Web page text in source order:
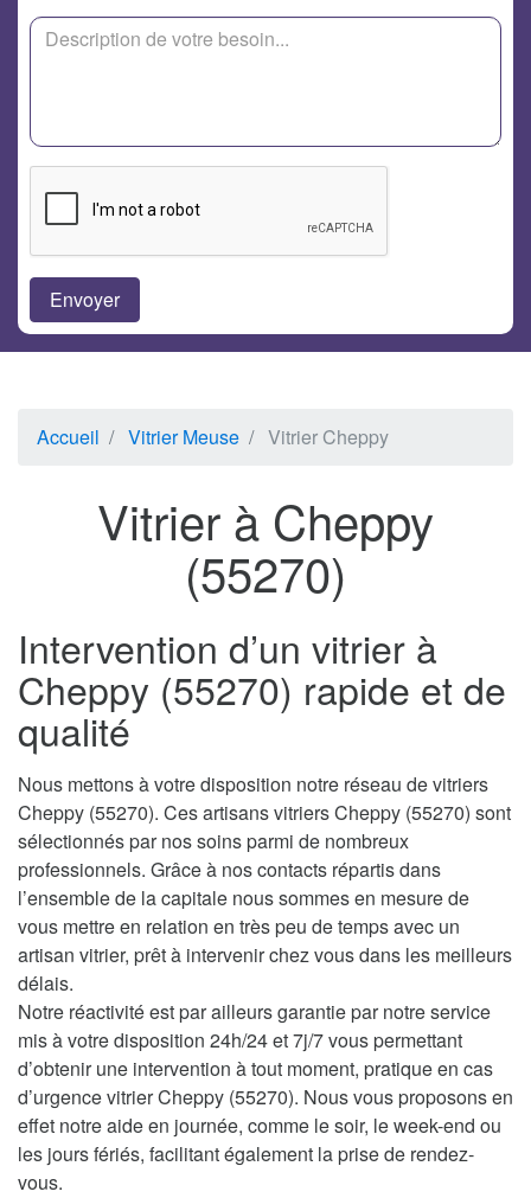
Accueil Vitrier Meuse Vitrier Cheppy
Vitrier à Cheppy
(55270)
Intervention d’un vitrier à
Cheppy (55270) rapide et de
qualité
Nous mettons à votre disposition notre réseau de vitriers
Cheppy (55270). Ces artisans vitriers Cheppy (55270) sont
sélectionnés par nos soins parmi de nombreux
professionnels. Grâce à nos contacts répartis dans
l’ensemble de la capitale nous sommes en mesure de
vous mettre en relation en très peu de temps avec un
artisan vitrier, prêt à intervenir chez vous dans les meilleurs
délais.
Notre réactivité est par ailleurs garantie par notre service
mis à votre disposition 24h/24 et 7j/7 vous permettant
d’obtenir une intervention à tout moment, pratique en cas
d’urgence vitrier Cheppy (55270). Nous vous proposons en
effet notre aide en journée, comme le soir, le week-end ou
les jours fériés, facilitant également la prise de rendez-
vous.